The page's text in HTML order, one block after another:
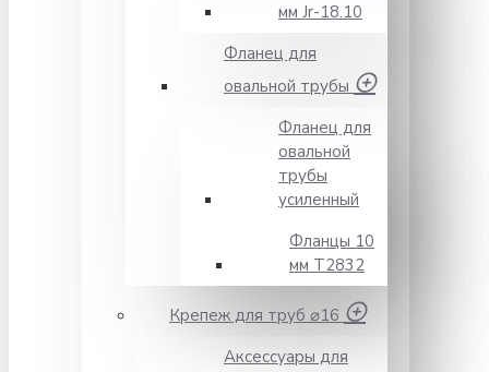
мм Jr-18.10
Фланец для
овальной трубы
Фланец для
овальной
трубы
усиленный
Фланцы 10
мм Т2832
Крепеж для труб ⌀16
Аксессуары для